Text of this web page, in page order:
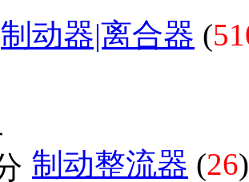
制动器|离合器 (
制动整流器 (26)